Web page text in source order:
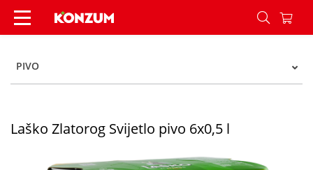
Laško Zlatorog Svijetlo pivo 6x0,5 l - Konzum
PIVO
Laško Zlatorog Svijetlo pivo 6x0,5 l